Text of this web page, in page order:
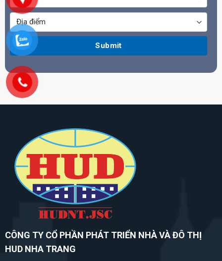
CÔNG TY CỔ PHẦN PHÁT TRIỂN NHÀ VÀ ĐÔ THỊ
HUD NHA TRANG